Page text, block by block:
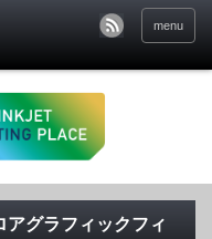
menu
アグラフィックフィ